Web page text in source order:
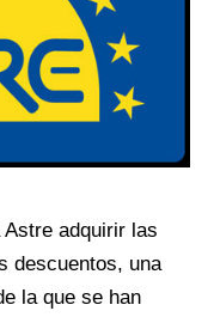
adquirir las
descuentos, una
la que se han